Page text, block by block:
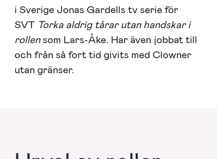
i Sverige Jonas Gardells tv serie för
SVT Torka aldrig tårar utan handskar i
rollensom Lars-Åke. Har även jobbat till
och från så fort tid givits med Clowner
utan gränser.